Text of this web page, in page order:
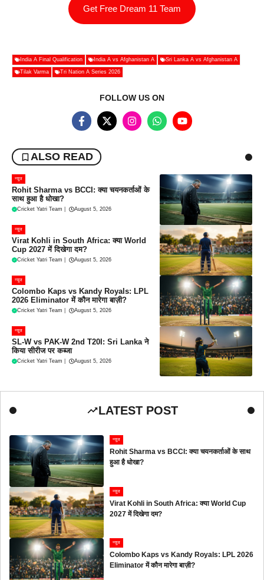
Get Free Dream 11 Team
India A Final Qualification India A vs Afghanistan A Sri Lanka A vs Afghanistan A
Tilak Varma Tri Nation A Series 2026
FOLLOW US ON
ALSO READ
न्यूज
Rohit Sharma vs BCCI: क्या चयनकर्ताओं के
साथ हुआ है धोखा?
Cricket Yatri Team August 5, 2026
न्यूज
Virat Kohli in South Africa: क्या World
Cup 2027 में दिखेगा दम?
Cricket Yatri Team August 5, 2026
न्यूज
Colombo Kaps vs Kandy Royals: LPL
2026 Eliminator में कौन मारेगा बाज़ी?
Cricket Yatri Team August 5, 2026
न्यूज
SL-W vs PAK-W 2nd T20I: Sri Lanka ने
किया सीरीज पर कब्जा
Cricket Yatri Team August 5, 2026
LATEST POST
न्यूज
Rohit Sharma vs BCCI: क्या चयनकर्ताओं के साथ
हुआ है धोखा?
न्यूज
Virat Kohli in South Africa: क्या World Cup
2027 में दिखेगा दम?
न्यूज
Colombo Kaps vs Kandy Royals: LPL 2026
Eliminator में कौन मारेगा बाज़ी?